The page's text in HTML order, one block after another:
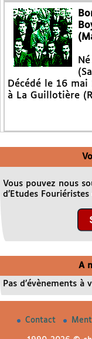
Décédé le 16
à La Guillotière
Vous pouvez nous
d’Etudes
A
Pas d’évènements à
Contact